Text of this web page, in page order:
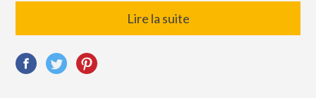
Lire la suite